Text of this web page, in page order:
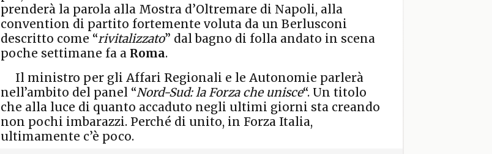
prenderà la parola alla Mostra d’Oltremare di Napoli, alla
convention di partito fortemente voluta da un Berlusconi
descritto come “rivitalizzato” dal bagno di folla andato in scena
poche settimane fa a Roma.
Il ministro per gli Affari Regionali e le Autonomie parlerà
nell’ambito del panel “Nord-Sud: la Forza che unisce“. Un titolo
che alla luce di quanto accaduto negli ultimi giorni sta creando
non pochi imbarazzi. Perché di unito, in Forza Italia,
ultimamente c’è poco.